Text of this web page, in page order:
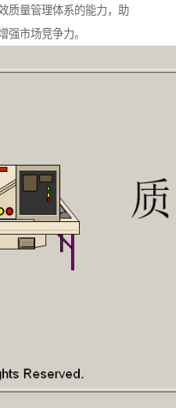
质量管理体系的能力，助
强市场竞争力。​